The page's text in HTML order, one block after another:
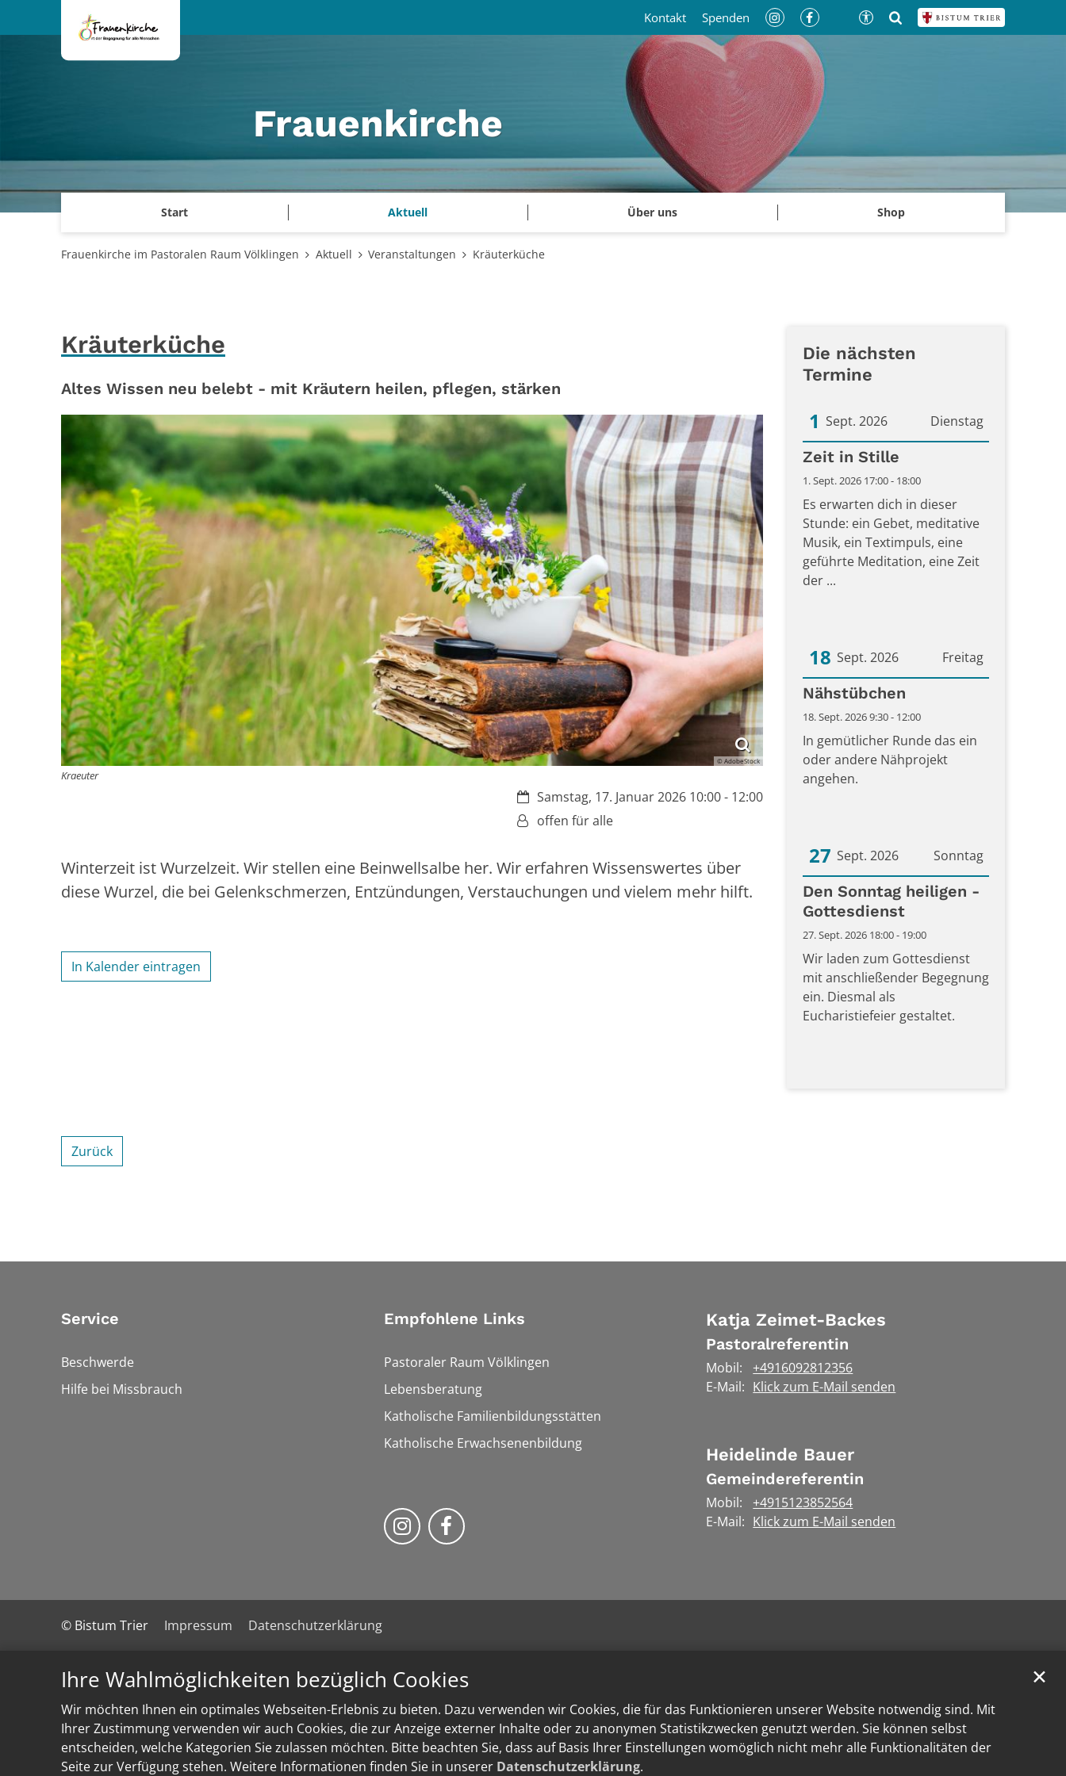
Ihre Wahlmöglichkeiten bezüglich Cookies
Wir möchten Ihnen ein optimales Webseiten-Erlebnis zu bieten. Dazu verwenden wir Cookies, die für das Funktionieren unserer Website notwendig sind. Mit
Ihrer Zustimmung verwenden wir auch Cookies, die zur Anzeige externer Inhalte oder zu anonymen Statistikzwecken genutzt werden. Sie können selbst
entscheiden, welche Kategorien Sie zulassen möchten. Bitte beachten Sie, dass auf Basis Ihrer Einstellungen womöglich nicht mehr alle Funktionalitäten der
Seite zur Verfügung stehen. Weitere Informationen finden Sie in unserer Datenschutzerklärung.
✕
Frauenkirche
Start Aktuell Über uns Shop
Kontakt Spenden
Frauenkirche im Pastoralen Raum Völklingen Aktuell Veranstaltungen Kräuterküche
Kräuterküche
Altes Wissen neu belebt - mit Kräutern heilen, pflegen, stärken
© AdobeStock
Kraeuter
Datum:
Samstag, 17. Januar 2026 10:00 - 12:00
Von:offen für alle
Winterzeit ist Wurzelzeit. Wir stellen eine Beinwellsalbe her. Wir erfahren Wissenswertes über
diese Wurzel, die bei Gelenkschmerzen, Entzündungen, Verstauchungen und vielem mehr hilft.
In Kalender eintragen
Die nächsten
Termine
Dienstag
1 Sept. 2026
Datum: 1. September 2026
Zeit in Stille
1. Sept. 2026 17:00 - 18:00
Es erwarten dich in dieser
Stunde: ein Gebet, meditative
Musik, ein Textimpuls, eine
geführte Meditation, eine Zeit
der ...
Freitag
18 Sept. 2026
Datum: 18. September 2026
Nähstübchen
18. Sept. 2026 9:30 - 12:00
In gemütlicher Runde das ein
oder andere Nähprojekt
angehen.
Sonntag
27 Sept. 2026
Datum: 27. September 2026
Den Sonntag heiligen -
Gottesdienst
27. Sept. 2026 18:00 - 19:00
Wir laden zum Gottesdienst
mit anschließender Begegnung
ein. Diesmal als
Eucharistiefeier gestaltet.
Zurück
Service
Beschwerde
Hilfe bei Missbrauch
Empfohlene Links
Pastoraler Raum Völklingen
Lebensberatung
Katholische Familienbildungsstätten
Katholische Erwachsenenbildung
Folge uns auf Instragram
Folge uns auf Facebook
Katja Zeimet-Backes
Pastoralreferentin
Mobil:
+4916092812356
E-Mail: Klick zum E-Mail senden
Heidelinde Bauer
Gemeindereferentin
Mobil:
+4915123852564
E-Mail: Klick zum E-Mail senden
© Bistum Trier Impressum Datenschutzerklärung